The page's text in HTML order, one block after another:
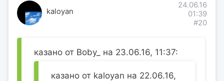
kaloyan
24.06.16
01:39
#20
казано от Boby_ на 23.06.16, 11:37:
казано от kaloyan на 22.06.16,